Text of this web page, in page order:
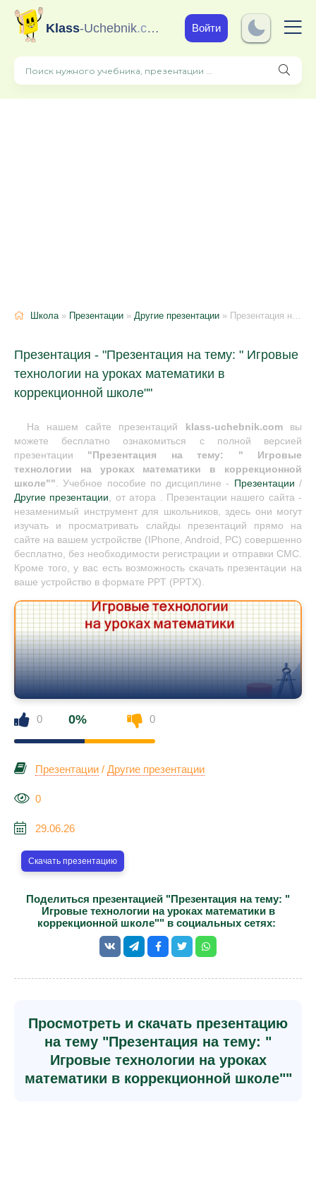
Klass-Uchebnik.com Войти
Школа» Презентации » Другие презентации » Презентация на тему: " Игровые технологии на уроках математики в коррекционной школе"
Презентация - "Презентация на тему: " Игровые
технологии на уроках математики в
коррекционной школе""
На нашем сайте презентаций klass-uchebnik.comвы
можете бесплатно ознакомиться с полной версией
презентации "Презентация на тему: " Игровые
технологии на уроках математики в коррекционной
школе"". Учебное пособие по дисциплине - Презентации /
Другие презентации, от атора . Презентации нашего сайта -
незаменимый инструмент для школьников, здесь они могут
изучать и просматривать слайды презентаций прямо на
сайте на вашем устройстве (IPhone, Android, PC) совершенно
бесплатно, без необходимости регистрации и отправки СМС.
Кроме того, у вас есть возможность скачать презентации на
ваше устройство в формате PPT (PPTX).
0 0% 0
Презентации / Другие презентации
0
29.06.26
Скачать презентацию
Поделиться презентацией "Презентация на тему: "
Игровые технологии на уроках математики в
коррекционной школе"" в социальных сетях:
Просмотреть и скачать презентацию
на тему "Презентация на тему: "
Игровые технологии на уроках
математики в коррекционной школе""